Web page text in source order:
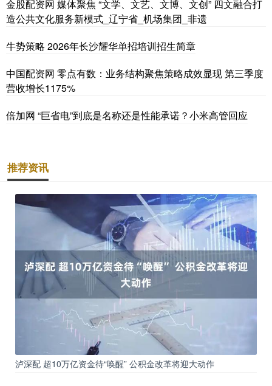
金股配资网 媒体聚焦 “文学、文艺、文博、文创” 四文融合打
造公共文化服务新模式_辽宁省_机场集团_非遗
牛势策略 2026年长沙耀华单招培训招生简章
中国配资网 零点有数：业务结构聚焦策略成效显现 第三季度
营收增长1175%
倍加网 “巨省电”到底是名称还是性能承诺？小米高管回应
推荐资讯
泸深配 超10万亿资金待“唤醒” 公积金改革将迎大动作